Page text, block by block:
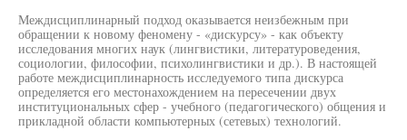
Междисциплинарный подход оказывается неизбежным при
обращении к новому феномену - «дискурсу» - как объекту
исследования многих наук (лингвистики, литературоведения,
социологии, философии, психолингвистики и др.). В настоящей
работе междисциплинарность исследуемого типа дискурса
определяется его местонахождением на пересечении двух
институциональных сфер - учебного (педагогического) общения и
прикладной области компьютерных (сетевых) технологий.